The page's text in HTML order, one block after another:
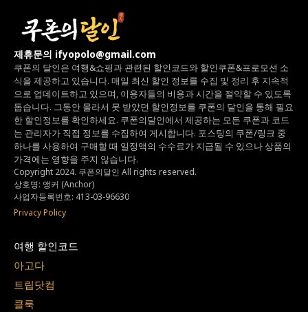
제휴문의 ifyopolo@gmail.com
쿠폰의 달인은 여행&쇼핑과 관련된 할인코드와 할인쿠폰&프로모션 소
식을 제공하고 있습니다. 매일 최신 할인 정보를 수집 및 정리 후 지속적
으로 업데이트하고 있으며, 이용자들의 비용과 시간을 절약할 수 있도록
돕습니다. 그동안 몰라서 못 받았던 할인정보를 쿠폰의 달인을 통해 필요
한 할인정보를 확인하세요. 쿠폰의달인에서 제공하는 모든 쿠폰과 코드
는 관리자가 직접 정보를 수집하여 게시합니다. 포스팅의 쿠폰/링크 중
하나를 사용하여 구매할 때 일정액의 수수료가 지급될 수 있으나상품의
가격에는 영향을 주지 않습니다.
Copyright 2024. 쿠폰의달인 All rights reserved.
상호명: 앵커 (Anchor)
사업자등록번호: 413-03-96630
Privacy Policy
여행 할인코드
아고다
트립닷컴
클룩